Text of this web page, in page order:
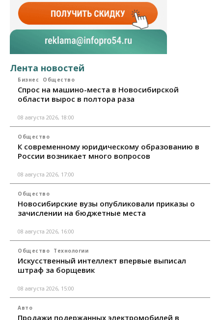
Лента новостей
Бизнес Общество
Спрос на машино-места в Новосибирской
области вырос в полтора раза
08 августа 2026, 18:00
Общество
К современному юридическому образованию в
России возникает много вопросов
08 августа 2026, 17:00
Общество
Новосибирские вузы опубликовали приказы о
зачислении на бюджетные места
08 августа 2026, 16:00
Общество Технологии
Искусственный интеллект впервые выписал
штраф за борщевик
08 августа 2026, 15:00
Авто
Продажи подержанных электромобилей в